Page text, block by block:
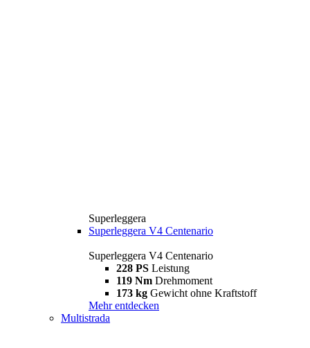
Superleggera
Superleggera V4 Centenario
Superleggera V4 Centenario
228 PS Leistung
119 Nm Drehmoment
173 kg Gewicht ohne Kraftstoff
Mehr entdecken
Multistrada